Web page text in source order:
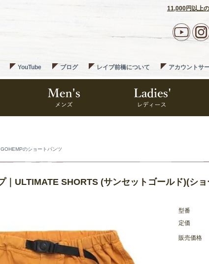
11,000円以上
YouTube ブログ レイブ前橋について アカウントサ
GOHEMPのショートパンツ
｜ULTIMATE SHORTS (サンセットゴールド)(シ
型番
定価
販売価格